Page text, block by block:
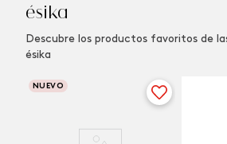
ésika
Descubre los productos favoritos de
ésika
NUEVO